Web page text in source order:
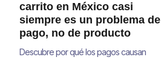
carrito en México casi
siempre es un problema de
pago, no de producto
Descubre por qué los pagos causan